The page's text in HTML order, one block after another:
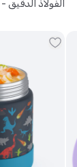
الفولاذ